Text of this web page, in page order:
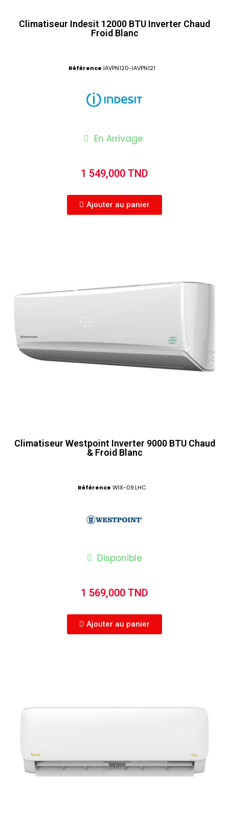
Climatiseur Indesit 12000 BTU Inverter Chaud
Froid Blanc
Référence IAVPN120-IAVPN121
En Arrivage
1 549,000 TND
Ajouter au panier
Climatiseur Westpoint Inverter 9000 BTU Chaud
& Froid Blanc
Référence WIX-09.LHC
Disponible
1 569,000 TND
Ajouter au panier